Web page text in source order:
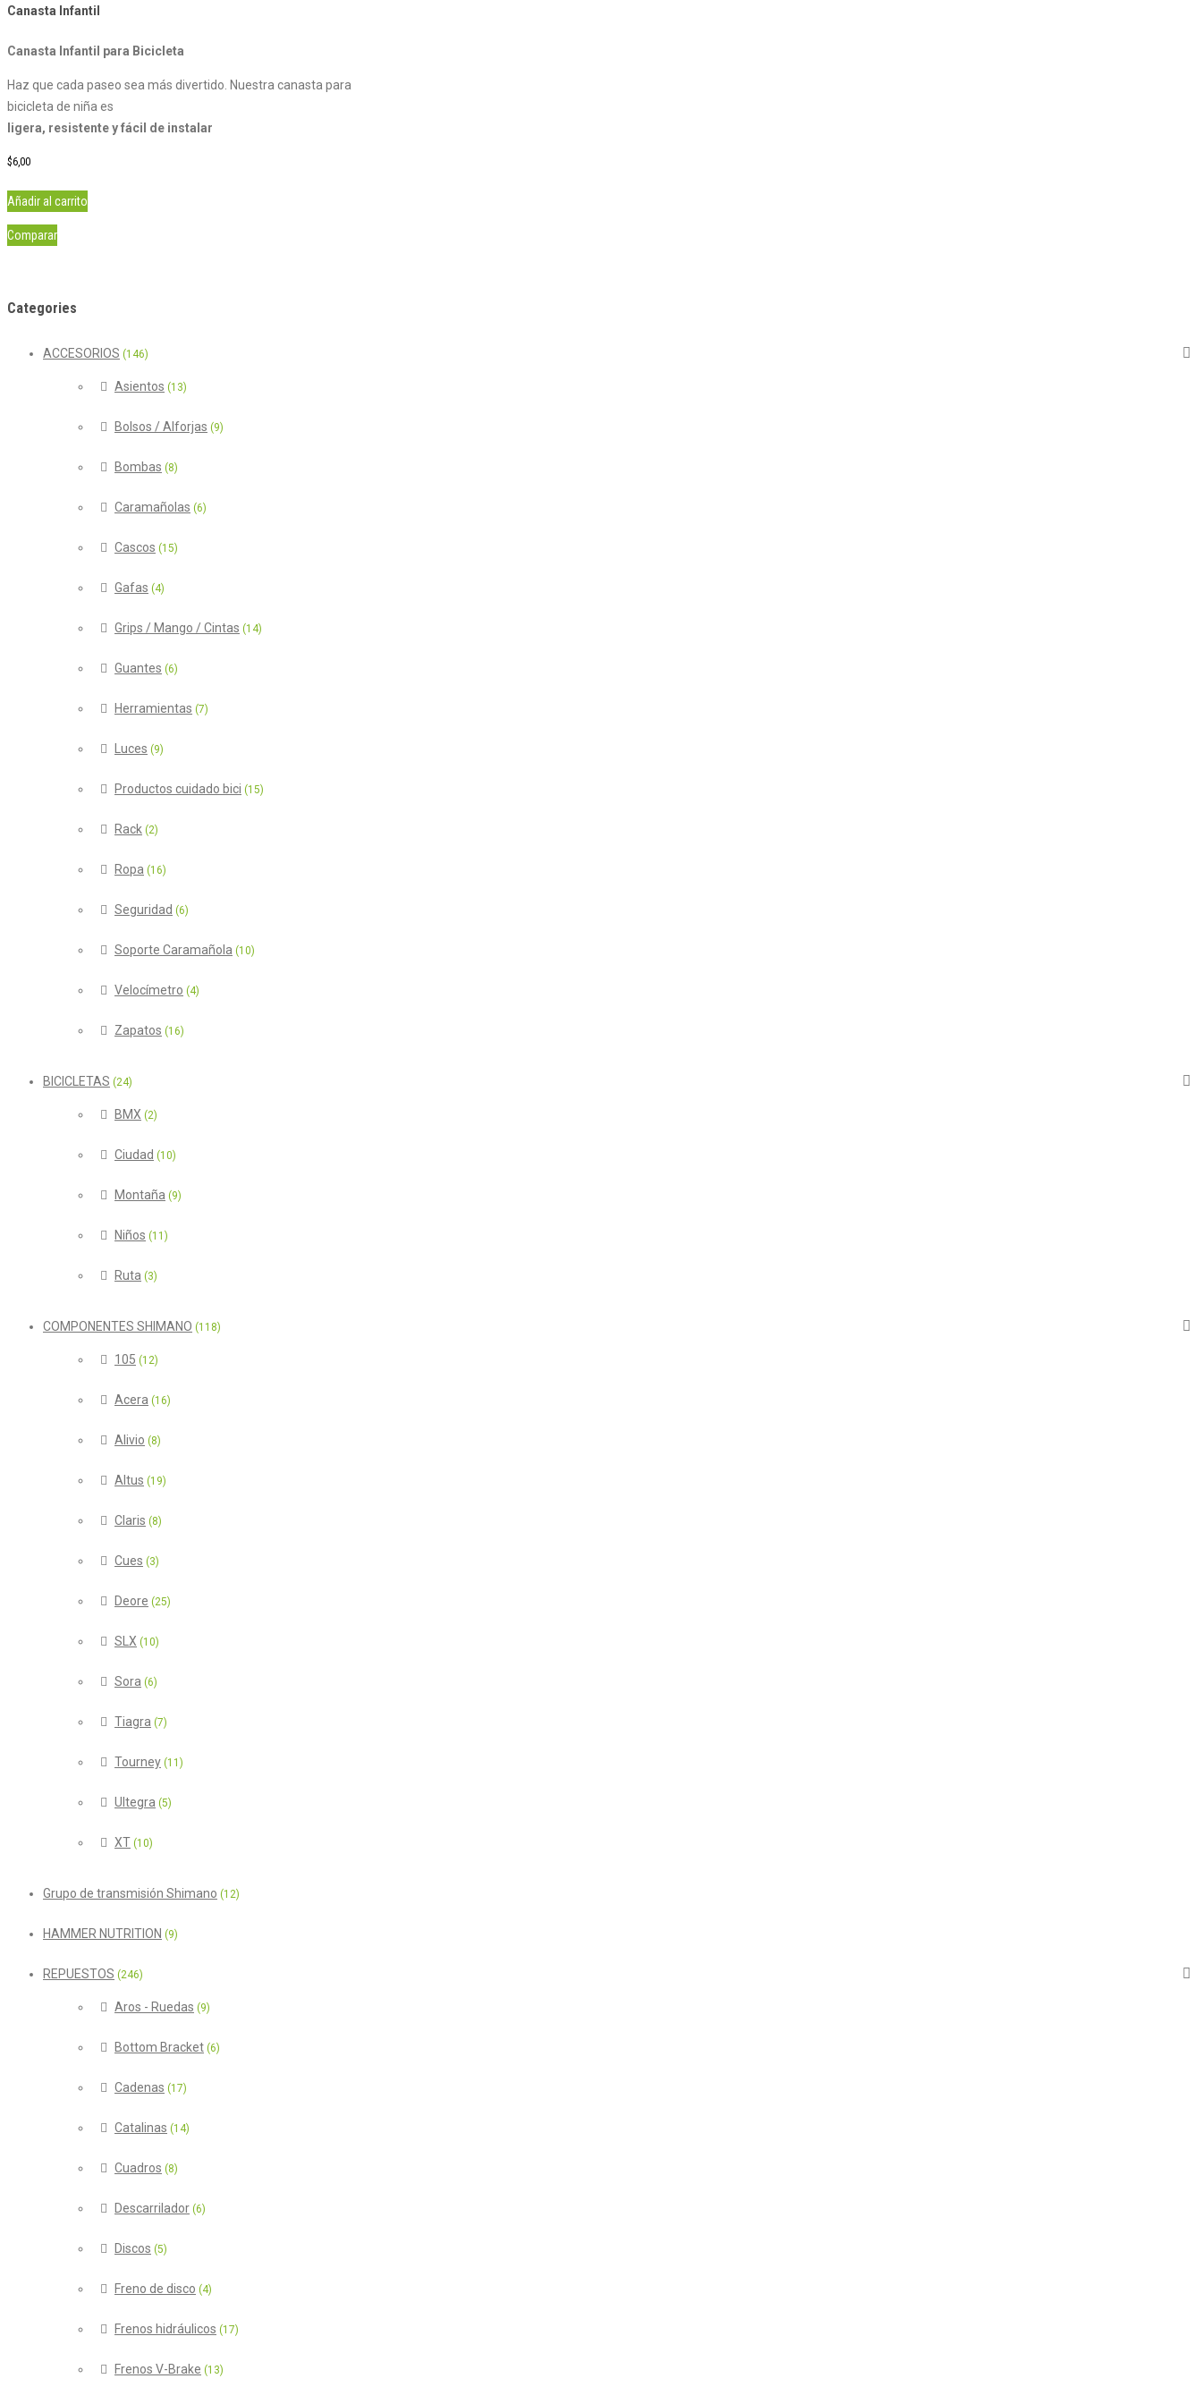
Canasta Infantil
Canasta Infantil para Bicicleta
Haz que cada paseo sea más divertido. Nuestra canasta para
bicicleta de niña es
ligera, resistente y fácil de instalar
$6,00
Añadir al carrito
Comparar
Categories
ACCESORIOS (146)
Asientos (13)
Bolsos / Alforjas (9)
Bombas (8)
Caramañolas (6)
Cascos (15)
Gafas (4)
Grips / Mango / Cintas (14)
Guantes (6)
Herramientas (7)
Luces (9)
Productos cuidado bici (15)
Rack (2)
Ropa (16)
Seguridad (6)
Soporte Caramañola (10)
Velocímetro (4)
Zapatos (16)
BICICLETAS (24)
BMX (2)
Ciudad (10)
Montaña (9)
Niños (11)
Ruta (3)
COMPONENTES SHIMANO (118)
105 (12)
Acera (16)
Alivio (8)
Altus (19)
Claris (8)
Cues (3)
Deore (25)
SLX (10)
Sora (6)
Tiagra (7)
Tourney (11)
Ultegra (5)
XT (10)
Grupo de transmisión Shimano (12)
HAMMER NUTRITION (9)
REPUESTOS (246)
Aros - Ruedas (9)
Bottom Bracket (6)
Cadenas (17)
Catalinas (14)
Cuadros (8)
Descarrilador (6)
Discos (5)
Freno de disco (4)
Frenos hidráulicos (17)
Frenos V-Brake (13)